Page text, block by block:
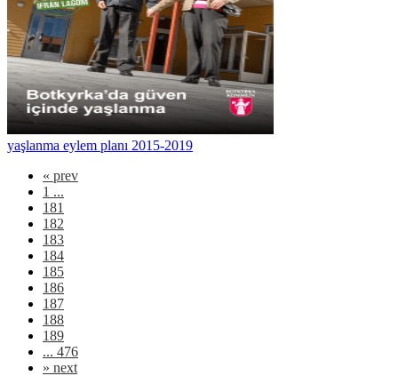
yaşlanma eylem planı 2015-2019
« prev
1 ...
181
182
183
184
185
186
187
188
189
... 476
» next